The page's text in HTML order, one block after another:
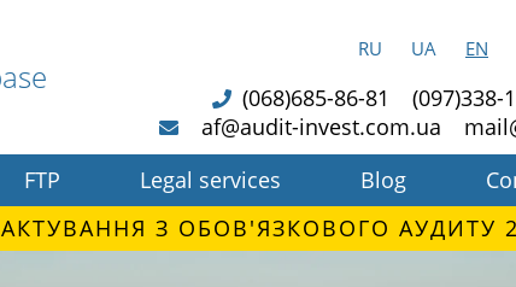
RU UA EN
(068)685-86-81 (097)338-
af@audit-invest.com.ua
FTP Legal services Blog
З ОБОВ'ЯЗКОВОГО АУДИТУ